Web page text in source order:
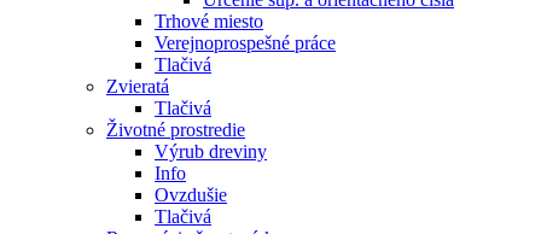
Trhové miesto
Verejnoprospešné práce
Tlačivá
Zvieratá
Tlačivá
Životné prostredie
Výrub dreviny
Info
Ovzdušie
Tlačivá